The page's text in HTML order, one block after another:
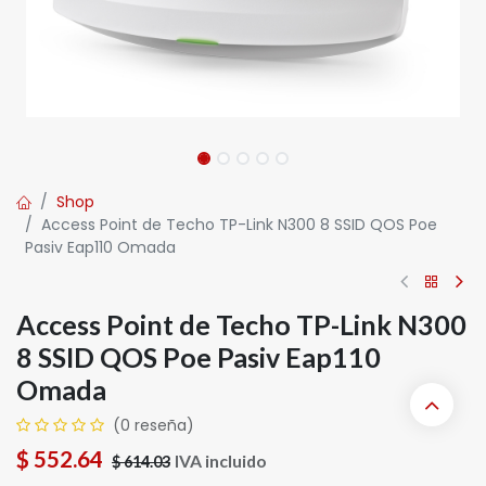
Shop
Access Point de Techo TP-Link N300 8 SSID QOS Poe
Pasiv Eap110 Omada
Access Point de Techo TP-Link N300
8 SSID QOS Poe Pasiv Eap110
Omada
(0 reseña)
$ 552.64 $614.03 IVA incluido